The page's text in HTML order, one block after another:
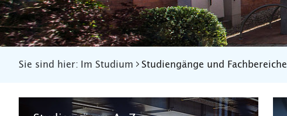
Sie sind hier: Im Studium Studiengänge und Fachbereiche